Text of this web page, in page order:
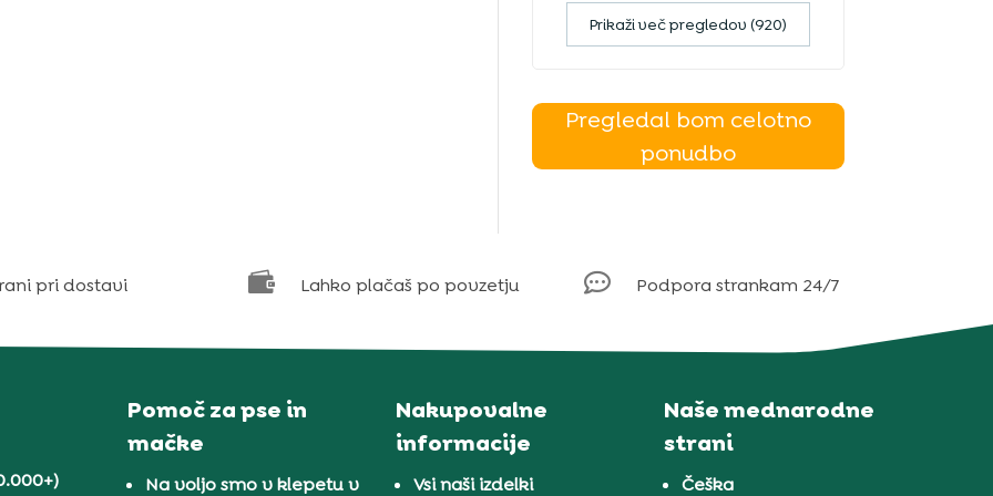
Prikaži več pregledov (920)
Pregledal bom celotno
ponudbo
pri dostavi  Lahko plačaš po povzetju  Podpora strankam 24/7
Pomoč za pse in
mačke
Na voljo smo v klepetu v
Nakupovalne
informacije
Vsi naši izdelki
Naše mednarodne
strani
Češka